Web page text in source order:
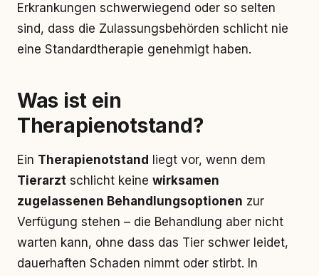
Erkrankungen schwerwiegend oder so selten
sind, dass die Zulassungsbehörden schlicht nie
eine Standardtherapie genehmigt haben.
Was ist ein
Therapienotstand?
Ein Therapienotstand
liegt vor, wenn dem
Tierarzt schlicht keine wirksamen
zugelassenen Behandlungsoptionen zur
Verfügung stehen – die Behandlung aber nicht
warten kann, ohne dass das Tier schwer leidet,
dauerhaften Schaden nimmt oder stirbt. In